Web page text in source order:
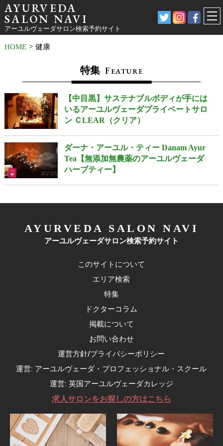
AYURVEDA
SALON NAVI
アーユルヴェーダサロン検索予約サイト
HOME > 健康
特集 FEATURE
【中目黒】サステナブルボディが手には
いるアーユルヴェーダプライベートサロ
ン ＣLEAR（クリア）
ダーナ・アーユル・ティー Danam Ayur
Tea【無添加無農薬のアーユルヴェーダ
ハーブティー】
AYURVEDA SALON NAVI
アーユルヴェーダサロン検索予約サイト
このサイトについて
エリア検索
特集
ドクターコラム
掲載について
お問い合わせ
運営方針/プライバシーポリシー
運営: アーユルヴェーダ・プロフェッショナル・スクール
運営: 英国アーユルヴェーダカレッジ
求人サロンをお探しの方はこちら